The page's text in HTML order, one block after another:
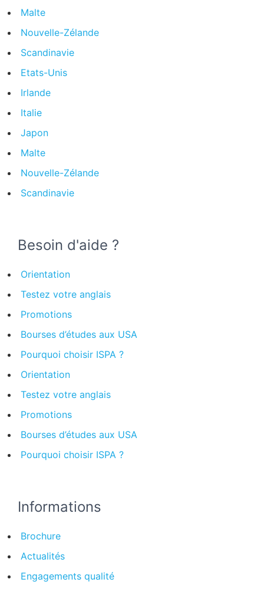
Malte
Nouvelle-Zélande
Scandinavie
Etats-Unis
Irlande
Italie
Japon
Malte
Nouvelle-Zélande
Scandinavie
Besoin d'aide ?
Orientation
Testez votre anglais
Promotions
Bourses d’études aux USA
Pourquoi choisir ISPA ?
Orientation
Testez votre anglais
Promotions
Bourses d’études aux USA
Pourquoi choisir ISPA ?
Informations
Brochure
Actualités
Engagements qualité